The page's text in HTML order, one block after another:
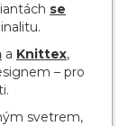
se
a Knittex,
– pro
svetrem,